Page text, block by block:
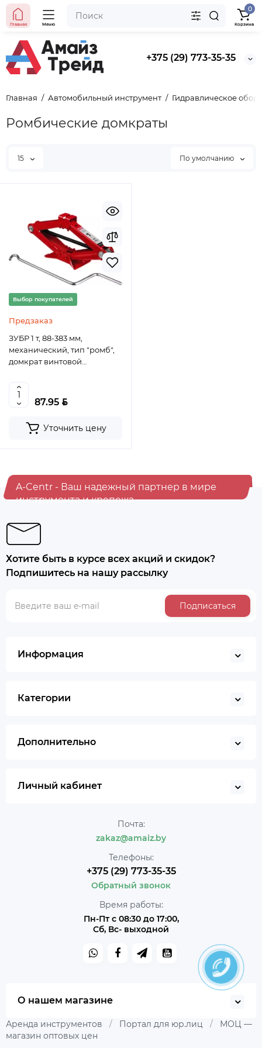
+375 (29) 773-35-35
Главная Меню
0
Корзина
Главная Автомобильный инструмент Гидравлическое
Ромбические домкраты
15 По умолчанию
Выбор покупателей
Предзаказ
ЗУБР 1 т, 88-383 мм,
механический, тип "ромб",
домкрат винтовой
87.95 BYN
Уточнить цену
A-Centr - Ваш надежный партнер в мире
инструмента и крепежа
Хотите быть в курсе всех акций и скидок?
Подпишитесь на нашу рассылку
Подписаться
Информация
Категории
Дополнительно
Личный кабинет
Почта:
zakaz@amaiz.by
Телефоны:
+375 (29) 773-35-35
Обратный звонок
Время работы:
Пн-Пт с 08:30 до 17:00,
Сб, Вс- выходной
О нашем магазине
Аренда инструментов / Портал для юр.лиц /
МОЦ —
магазин оптовых цен